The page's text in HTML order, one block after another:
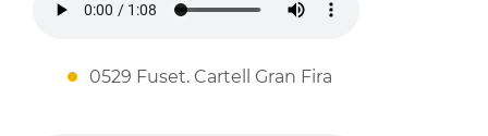
0529 Fuset. Cartell Gran Fira